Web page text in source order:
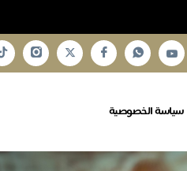
سياسة الخصوصية